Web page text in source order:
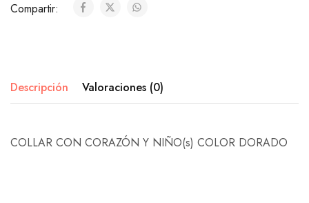
Compartir:
Descripción Valoraciones (0)
COLLAR CON CORAZÓN Y NIÑO(s) COLOR DORADO